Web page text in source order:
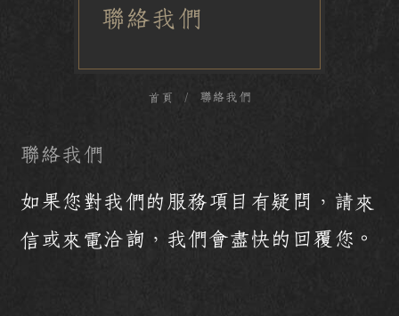
聯絡我們
首頁 聯絡我們
聯絡我們
如果您對我們的服務項目有疑問，請來
信或來電洽詢，我們會盡快的回覆您。